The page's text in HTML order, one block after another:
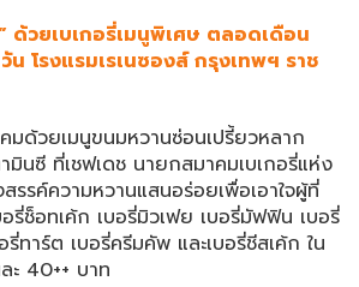
ด้วยเบเกอรี่เมนูพิเศษ ตลอดเดือน
โรงแรมเรเนซองส์ กรุงเทพฯ ราช
มด้วยเมนูขนมหวานซ่อนเปรี้ยวหลาก
นซี ที่เชฟเดช นายกสมาคมเบเกอรี่แห่ง
สรรค์ความหวานแสนอร่อยเพื่อเอาใจผู้ที่
รี่ช็อทเค้ก เบอรี่มิวเฟย เบอรี่มัฟฟิน เบอรี่
รี่ทาร์ต เบอรี่ครีมคัพ และเบอรี่ชีสเค้ก ใน
ะ 40++ บาท